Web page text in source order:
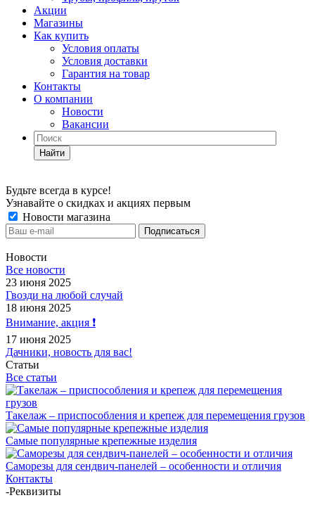
Акции
Магазины
Как купить
Условия оплаты
Условия доставки
Гарантия на товар
Контакты
О компании
Новости
Вакансии
Найти
Будьте всегда в курсе!
Узнавайте о скидках и акциях первым
Новости магазина
Новости
Все новости
23 июня 2025
Гвозди на любой случай
18 июня 2025
Внимание, акция ❗️
17 июня 2025
Дачники, новость для вас!
Статьи
Все статьи
Такелаж – приспособления и крепеж для перемещения грузов
Самые популярные крепежные изделия
Саморезы для сендвич-панелей – особенности и отличия
Контакты
-Реквизиты